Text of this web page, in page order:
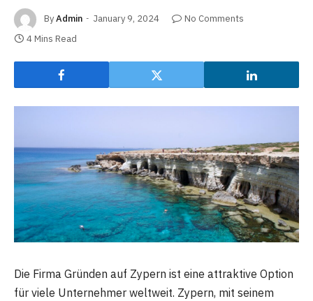
ByAdmin January 9, 2024
No Comments
4 Mins Read
Die Firma Gründen auf Zypern ist eine attraktive Option
für viele Unternehmer weltweit. Zypern, mit seinem